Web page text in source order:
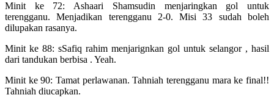
Minit ke 72: Ashaari Shamsudin menjaringkan gol untuk
terengganu. Menjadikan terengganu 2-0. Misi 33 sudah boleh
dilupakan rasanya.
Minit ke 88: sSafiq rahim menjarignkan gol untuk selangor , hasil
dari tandukan berbisa . Yeah.
Minit ke 90: Tamat perlawanan. Tahniah terengganu mara ke final!!
Tahniah diucapkan.